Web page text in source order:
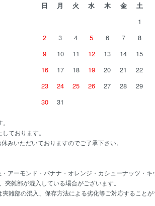
日 月 火 水 木 金
土
1
2
3 4 5 6 7
8
9
10 11 12 13 14
15
16
17 18 19 20 21
22
23
24 25 26 27 28
29
30
31
ております。
みいただいておりますのでご了承下さい。
アーモンド・バナナ・オレンジ・カシューナッツ・
雑部が混入している場合がございます。
雑部の混入、保存方法による劣化等ご対応することが